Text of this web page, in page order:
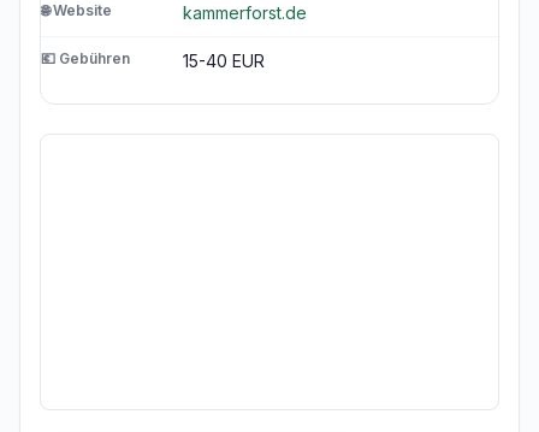
🌐 Website kammerforst.de
💶 Gebühren 15-40 EUR